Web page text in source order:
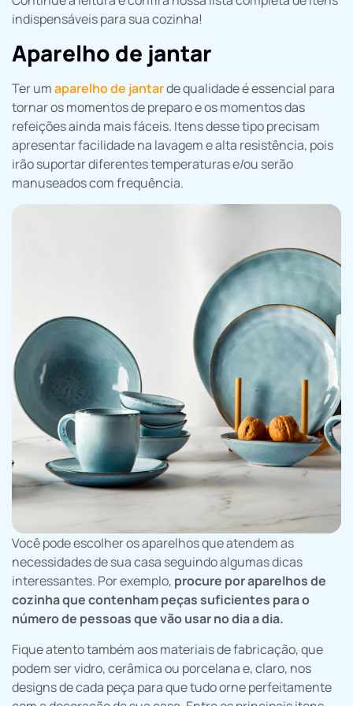
indispensáveis para sua cozinha!
Aparelho de jantar
Ter umaparelho de jantarde qualidade é essencial para
tornar os momentos de preparo e os momentos das
refeições ainda mais fáceis. Itens desse tipo precisam
apresentar facilidade na lavagem e alta resistência, pois
irão suportar diferentes temperaturas e/ou serão
manuseados com frequência.
Você pode escolher os aparelhos que atendem as
necessidades de sua casa seguindo algumas dicas
interessantes. Por exemplo, procure por aparelhos de
cozinha que contenham peças suficientes para o
número de pessoas que vão usar no dia a dia.
Fique atento também aos materiais de fabricação, que
podem ser vidro, cerâmica ou porcelana e, claro, nos
designs de cada peça para que tudo orne perfeitamente